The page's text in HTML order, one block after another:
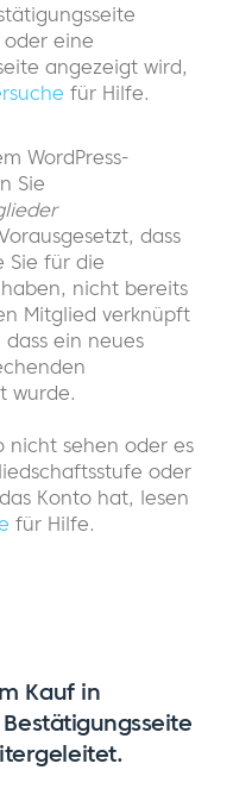
eine
angezeigt wird,
für Hilfe.
WordPress-
Sie
dass
Sie für die
nicht bereits
Mitglied verknüpft
ein neues
wurde.
nicht sehen oder es
oder
Konto hat, lesen
für Hilfe.
Kauf in